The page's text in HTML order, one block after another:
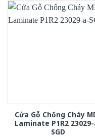
Cửa Gỗ Chống Cháy
Laminate P1R2
SGD